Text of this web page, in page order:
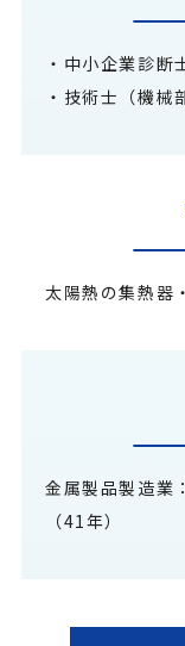
・中小企業診断
・技術士（機械
太陽熱の集熱器
金属製品製造業
（41年）